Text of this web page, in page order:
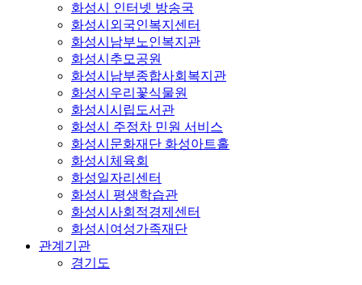
화성시 인터넷 방송국
화성시외국인복지센터
화성시남부노인복지관
화성시추모공원
화성시남부종합사회복지관
화성시우리꽃식물원
화성시시립도서관
화성시 주정차 민원 서비스
화성시문화재단 화성아트홀
화성시체육회
화성일자리센터
화성시 평생학습관
화성시사회적경제센터
화성시여성가족재단
관계기관
경기도